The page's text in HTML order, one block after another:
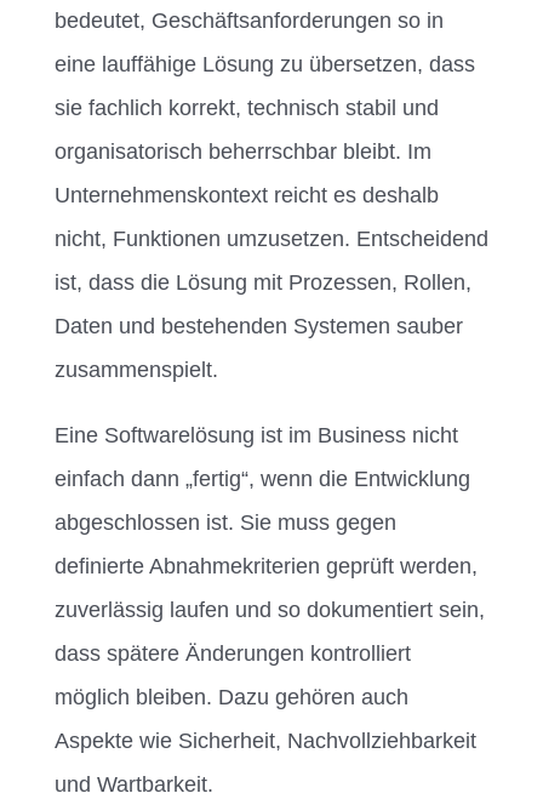
bedeutet, Geschäftsanforderungen so in
eine lauffähige Lösung zu übersetzen, dass
sie fachlich korrekt, technisch stabil und
organisatorisch beherrschbar bleibt. Im
Unternehmenskontext reicht es deshalb
nicht, Funktionen umzusetzen. Entscheidend
ist, dass die Lösung mit Prozessen, Rollen,
Daten und bestehenden Systemen sauber
zusammenspielt.
Eine Softwarelösung ist im Business nicht
einfach dann „fertig“, wenn die Entwicklung
abgeschlossen ist. Sie muss gegen
definierte Abnahmekriterien geprüft werden,
zuverlässig laufen und so dokumentiert sein,
dass spätere Änderungen kontrolliert
möglich bleiben. Dazu gehören auch
Aspekte wie Sicherheit, Nachvollziehbarkeit
und Wartbarkeit.